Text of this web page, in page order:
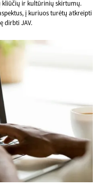
kliūčių ir kultūrinių skirtumų.
į kuriuos turėtų atkreipti
dirbti JAV.